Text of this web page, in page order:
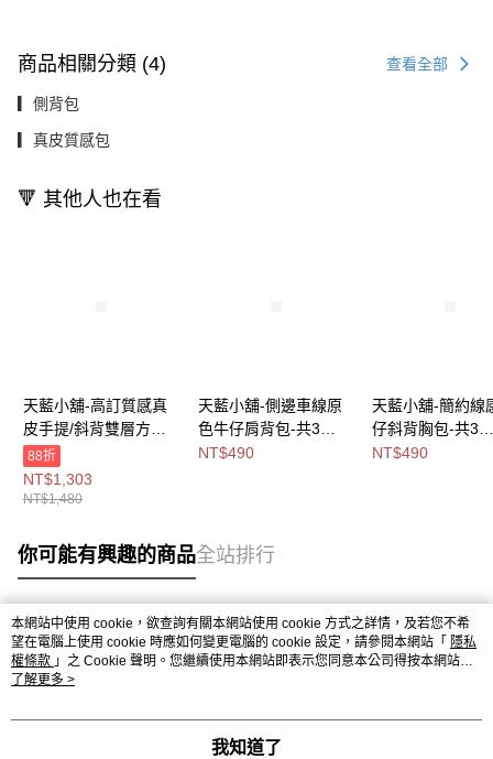
商品相關分類 (4) 查看全部
▎側背包
▎真皮質感包
🔻 其他人也在看
天藍小舖-高訂質感真
皮手提/斜背雙層方包-
共5
色-$1480【A1717496
4】
88折
NT$1,303
NT$1,480
天藍小舖-側邊車線原
色牛仔肩背包-共3
色-$490【A15153124
NT$490
天藍小舖-簡約線
仔斜背胸包-共3
色-$490【
NT$490
你可能有興趣的商品全站排行
熱門標籤
本網站中使用 cookie，欲查詢有關本網站使用 cookie 方式之詳情，及若您不希
望在電腦上使用 cookie 時應如何變更電腦的 cookie 設定，請參閱本網站「 隱私
權條款 」之 Cookie 聲明。您繼續使用本網站即表示您同意本公司得按本網站使
用條款之 Cookie 聲明使用 cookie。
了解更多 >
我知道了